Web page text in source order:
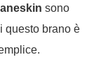
sono
questo brano è